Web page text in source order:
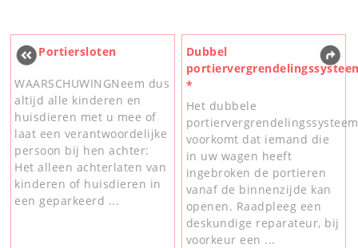
Portiersloten
WAARSCHUWINGNeem dus
altijd alle kinderen en
huisdieren met u mee of
laat een verantwoordelijke
persoon bij hen achter:
Het alleen achterlaten van
kinderen of huisdieren in
een geparkeerd ...
Dubbel
*
Het dubbele
portiervergrendelingssysteem
voorkomt dat iemand die
in uw wagen heeft
ingebroken de portieren
vanaf de binnenzijde kan
openen. Raadpleeg een
deskundige reparateur, bij
voorkeur een ...